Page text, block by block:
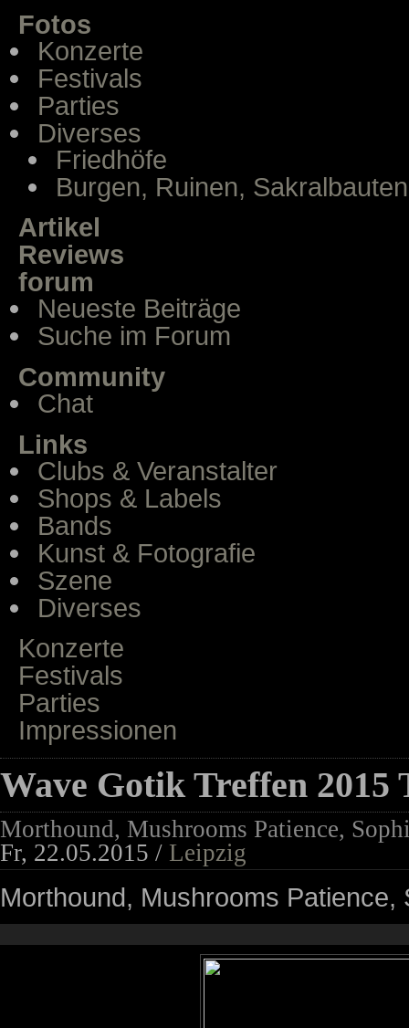
Fotos
Konzerte
Festivals
Parties
Diverses
Friedhöfe
Burgen, Ruinen, Sakralbauten
Artikel
Reviews
forum
Neueste Beiträge
Suche im Forum
Community
Chat
Links
Clubs & Veranstalter
Shops & Labels
Bands
Kunst & Fotografie
Szene
Diverses
Konzerte
Festivals
Parties
Impressionen
Wave Gotik Treffen 2015
Morthound, Mushrooms Patience,
Fr, 22.05.2015 / Leipzig
Morthound, Mushrooms